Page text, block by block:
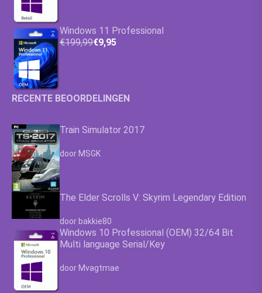
Windows 11 Professional
€199,99€9,95
RECENTE BEOORDELINGEN
Train Simulator 2017
Waardering
door MSGK
The Elder Scrolls V: Skyrim Legendary Edition
Waardering4.63
door bakkie80
Windows 10 Professional (OEM) 32/64 Bit
Multi language Serial/Key
Waardering4.63
door Mvagtmae